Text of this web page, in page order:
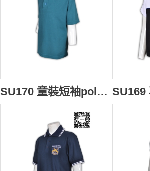
SU170 童裝短袖polo恤 在線訂購 兒童polo訂做 校服款式polo恤 團體運動polo恤 polo恤生產商